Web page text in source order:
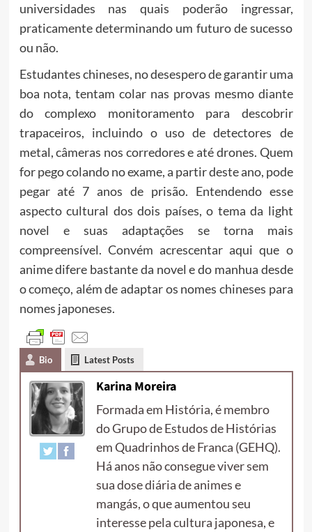
universidades nas quais poderão ingressar,
praticamente determinando um futuro de sucesso
ou não.
Estudantes chineses, no desespero de garantir uma
boa nota, tentam colar nas provas mesmo diante
do complexo monitoramento para descobrir
trapaceiros, incluindo o uso de detectores de
metal, câmeras nos corredores e até drones. Quem
for pego colando no exame, a partir deste ano, pode
pegar até 7 anos de prisão. Entendendo esse
aspecto cultural dos dois países, o tema da light
novel e suas adaptações se torna mais
compreensível. Convém acrescentar aqui que o
anime difere bastante da novel e do manhua desde
o começo, além de adaptar os nomes chineses para
nomes japoneses.
Bio Latest Posts
Karina Moreira
Formada em História, é membro
do Grupo de Estudos de Histórias
em Quadrinhos de Franca (GEHQ).
Há anos não consegue viver sem
sua dose diária de animes e
mangás, o que aumentou seu
interesse pela cultura japonesa, e